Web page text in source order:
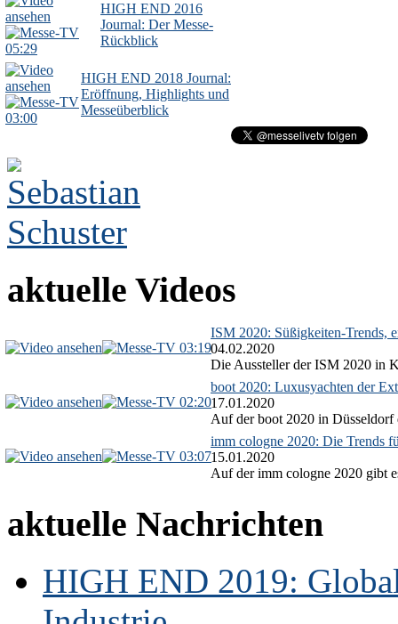
05:29
HIGH END 2016
Journal: Der Messe-
Rückblick
03:00
HIGH END 2018 Journal:
Eröffnung, Highlights und
Messeüberblick
aktuelle Videos
03:19
ISM 2020: Süßigkeiten-Trends,
04.02.2020
Die Aussteller der ISM 2020 in
02:20
boot 2020: Luxusyachten der
17.01.2020
Auf der boot 2020 in Düsseldorf
03:07
imm cologne 2020: Die Trends
15.01.2020
Auf der imm cologne 2020 gibt
aktuelle Nachrichten
HIGH END 2019: